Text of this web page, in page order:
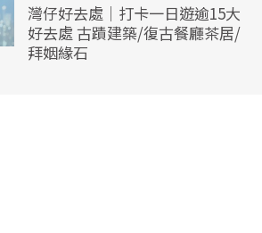
灣仔好去處｜打卡一日遊逾15大
好去處 古蹟建築/復古餐廳茶居/
拜姻緣石